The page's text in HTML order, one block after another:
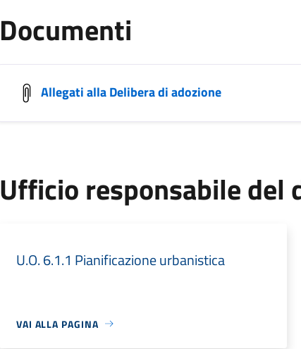
Documenti
Allegati alla Delibera di adozione
Ufficio responsabile del
U.O. 6.1.1 Pianificazione urbanistica
VAI ALLA PAGINA